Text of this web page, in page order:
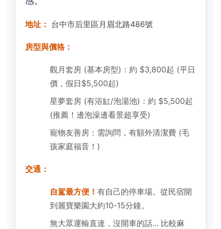
地址： 台中市后里區月眉北路486號
房型與價格：
觀月套房 (基本房型)：約 $3,800起 (平日
價，假日$5,500起)
星夢套房 (有浴缸/泡湯池)：約 $5,500起
(推薦！邊泡澡邊看景超享受)
寵物友善房：需詢問，有額外清潔費 (毛
孩家庭福音！)
交通：
自駕最方便！ 有自己的停車場。從民宿開
到麗寶樂園大約10-15分鐘。
無大眾運輸直達，沒開車的話... 比較麻